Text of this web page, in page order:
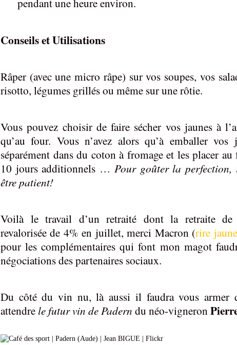
Conseils et Utilisations
Râper (avec une micro râpe) sur vos soupes, vos
risotto, légumes grillés ou même sur une rôtie.
Vous pouvez choisir de faire sécher vos jaunes à
qu’au four. Vous n’avez alors qu’à emballer vos
séparément dans du coton à fromage et les placer
10 jours additionnels … Pour goûter la
être patient!
Voilà le travail d’un retraité dont la retraite de
revalorisée de 4% en juillet, merci Macron (rire
pour les complémentaires qui font mon magot
négociations des partenaires sociaux.
Du côté du vin nu, là aussi il faudra vous armer
attendre le futur vin de Padern du néo-vigneron